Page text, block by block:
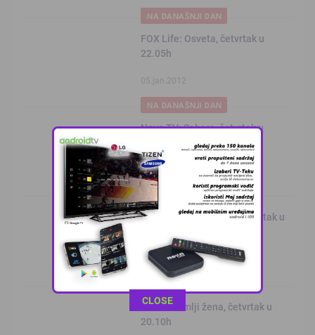
NA DANAŠNJI DAN
FOX Life: Osveta, četvrtak u
22.05h
NA DANAŠNJI DAN
Nova TV: Sahara, četvrtak u
05.jan.2012
NA DANAŠNJI DAN
RTL: Odbjegla porota, četvrtak u
05.jan.2012
NA DANAŠNJI DAN
FTV: U zemlji žena, četvrtak u
20.10h
This popup will close in:
CLOSE